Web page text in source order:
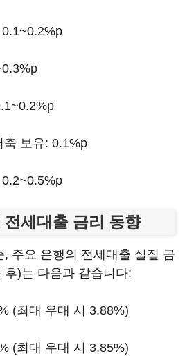
보유: 0.1%p
전세대출 금리 동향
, 주요 은행의 전세대출 실질 금
후)는 다음과 같습니다:
(최대 우대 시 3.88%)
(최대 우대 시 3.85%)